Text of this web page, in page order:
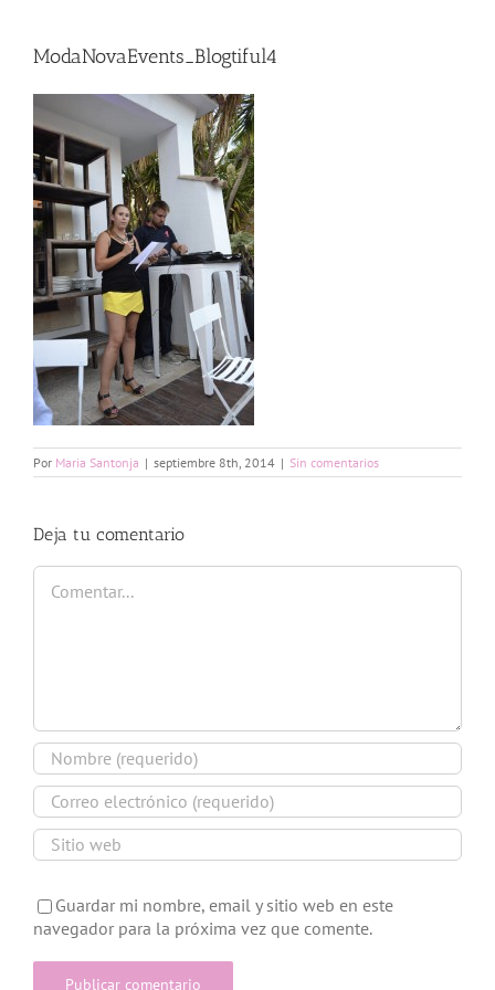
ModaNovaEvents_Blogtiful4
Por Maria Santonja | septiembre 8th, 2014 | Sin comentarios
Deja tu comentario
Comentar
Guardar mi nombre, email y sitio web en este
navegador para la próxima vez que comente.